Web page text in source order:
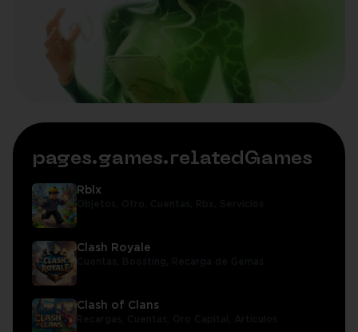
pages.games.relatedGames
Rblx
Clash Royale
Clash of Clans